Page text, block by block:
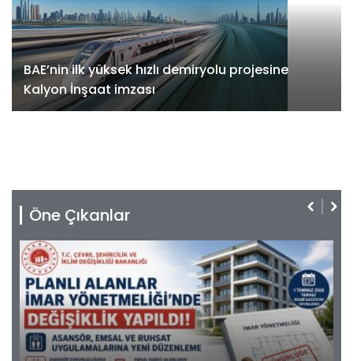
BAE’nin ilk yüksek hızlı demiryolu projesine
Kalyon İnşaat imzası
Öne Çıkanlar
06.08.2026